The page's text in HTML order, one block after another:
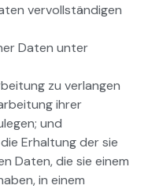
vervollständigen
Daten unter
zu verlangen
ihrer
und
Erhaltung der sie
Daten, die sie einem
in einem